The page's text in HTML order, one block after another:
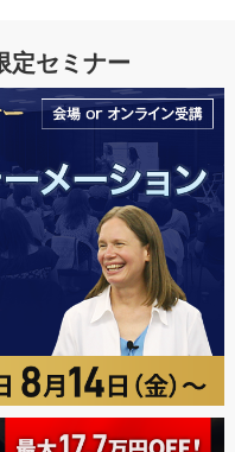
定セミナー